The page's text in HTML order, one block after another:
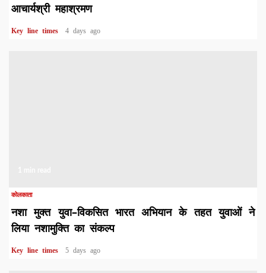
आचार्यश्री महाश्रमण
Key line times 4 days ago
कोलकाता
नशा मुक्त युवा–विकसित भारत अभियान के तहत युवाओं ने
लिया नशामुक्ति का संकल्प
Key line times 5 days ago